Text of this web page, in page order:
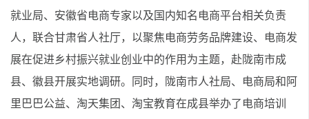
就业局、安徽省电商专家以及国内知名电商平台相关负责
人，联合甘肃省人社厅，以聚焦电商劳务品牌建设、电商发
展在促进乡村振兴就业创业中的作用为主题，赴陇南市成
县、徽县开展实地调研。同时，陇南市人社局、电商局和阿
里巴巴公益、淘天集团、淘宝教育在成县举办了电商培训